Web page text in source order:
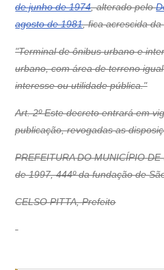
de junho de 1974, alterado pelo
agosto de 1981, fica acrescida
"Terminal de ônibus urbano e
urbano, com área de terreno
interesse ou utilidade pública."
Art. 2º Este decreto entrará em
publicação, revogadas as
PREFEITURA DO MUNICÍPIO
de 1997, 444º da fundação de
CELSO PITTA, Prefeito